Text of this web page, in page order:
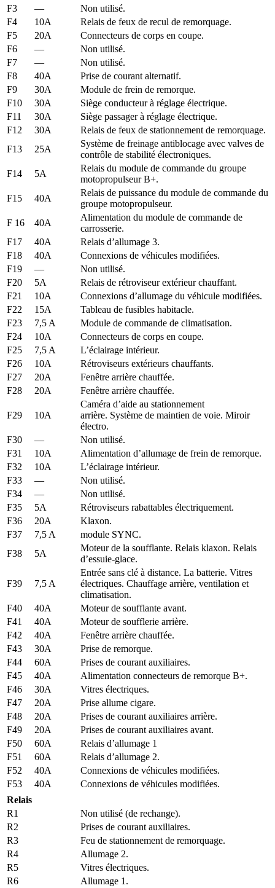
F3 —
Non utilisé.
F4
10A
Relais de feux de recul de remorquage.
F5
20A
Connecteurs de corps en coupe.
F6
—
Non utilisé.
F7
—
Non utilisé.
F8
40A
Prise de courant alternatif.
F9
30A
Module de frein de remorque.
F10
30A
Siège conducteur à réglage électrique.
F11
30A
Siège passager à réglage électrique.
F12
30A
Relais de feux de stationnement de remorquage.
F13
25A
Système de freinage antiblocage avec valves de
contrôle de stabilité électroniques.
F14
5A
Relais du module de commande du groupe
motopropulseur B+.
F15
40A
Relais de puissance du module de commande du
groupe motopropulseur.
F 16
40A
Alimentation du module de commande de
carrosserie.
F17
40A
Relais d’allumage 3.
F18
40A
Connexions de véhicules modifiées.
F19
—
Non utilisé.
F20
5A
Relais de rétroviseur extérieur chauffant.
F21
10A
Connexions d’allumage du véhicule modifiées.
F22
15A
Tableau de fusibles habitacle.
F23
7,5 A
Module de commande de climatisation.
F24
10A
Connecteurs de corps en coupe.
F25
7,5 A
L’éclairage intérieur.
F26
10A
Rétroviseurs extérieurs chauffants.
F27
20A
Fenêtre arrière chauffée.
F28
20A Fenêtre arrière chauffée.
F29 10A
Caméra d’aide au stationnement
arrière. Système de maintien de voie. Miroir
électro.
F30
—
Non utilisé.
F31
10A
Alimentation d’allumage de frein de remorque.
F32
10A
L’éclairage intérieur.
F33
—
Non utilisé.
F34
—
Non utilisé.
F35
5A
Rétroviseurs rabattables électriquement.
F36
20A
Klaxon.
F37
7,5 A
module SYNC.
F38
5A
Moteur de la soufflante. Relais klaxon. Relais
d’essuie-glace.
F39 7,5 A
Entrée sans clé à distance. La batterie. Vitres
électriques. Chauffage arrière, ventilation et
climatisation.
F40
40A
Moteur de soufflante avant.
F41
40A
Moteur de soufflerie arrière.
F42
40A
Fenêtre arrière chauffée.
F43
30A
Prise de remorque.
F44
60A
Prises de courant auxiliaires.
F45
40A
Alimentation connecteurs de remorque B+.
F46
30A
Vitres électriques.
F47
20A
Prise allume cigare.
F48
20A
Prises de courant auxiliaires arrière.
F49
20A
Prises de courant auxiliaires avant.
F50
60A
Relais d’allumage 1
F51
60A
Relais d’allumage 2.
F52
40A
Connexions de véhicules modifiées.
F53
40A
Connexions de véhicules modifiées.
Relais
R1
Non utilisé (de rechange).
R2
Prises de courant auxiliaires.
R3
Feu de stationnement de remorquage.
R4
Allumage 2.
R5
Vitres électriques.
R6
Allumage 1.